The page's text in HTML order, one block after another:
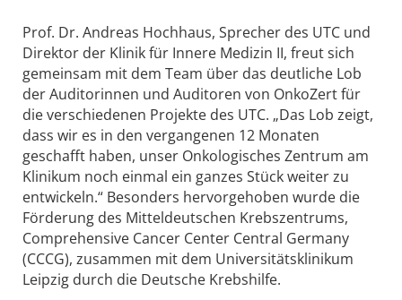
Prof. Dr. Andreas Hochhaus, Sprecher des UTC und
Direktor der Klinik für Innere Medizin II, freut sich
gemeinsam mit dem Team über das deutliche Lob
der Auditorinnen und Auditoren von OnkoZert für
die verschiedenen Projekte des UTC. „Das Lob zeigt,
dass wir es in den vergangenen 12 Monaten
geschafft haben, unser Onkologisches Zentrum am
Klinikum noch einmal ein ganzes Stück weiter zu
entwickeln.“ Besonders hervorgehoben wurde die
Förderung des Mitteldeutschen Krebszentrums,
Comprehensive Cancer Center Central Germany
(CCCG), zusammen mit dem Universitätsklinikum
Leipzig durch die Deutsche Krebshilfe.